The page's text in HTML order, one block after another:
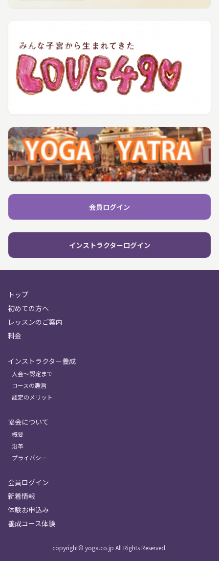
会員ログイン
インストラクターログイン
トップ
初めての方へ
レッスンのご案内
料金
インストラクター養成
入会〜認定まで
コースの趣旨
認定のメリット
協会について
概要
沿革
プライバシー
会員ログイン
新着情報
体験お申込み
養成コース体験
copyright© yoga.co.jp All Rights Reserved.